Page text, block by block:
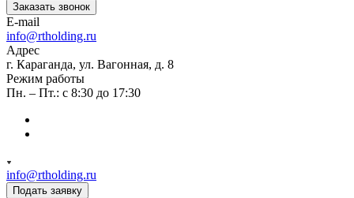
Заказать звонок
E-mail
info@rtholding.ru
Адрес
г. Караганда, ул. Вагонная, д. 8
Режим работы
Пн. – Пт.: с 8:30 до 17:30
info@rtholding.ru
Подать заявку